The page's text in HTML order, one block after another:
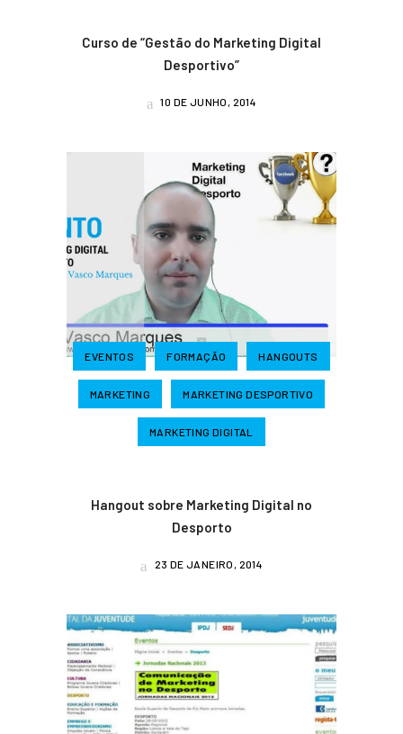
Curso de “Gestão do Marketing Digital
Desportivo”
10 DE JUNHO, 2014
EVENTOS FORMAÇÃO HANGOUTS
MARKETING MARKETING DESPORTIVO
MARKETING DIGITAL
Hangout sobre Marketing Digital no
Desporto
23 DE JANEIRO, 2014